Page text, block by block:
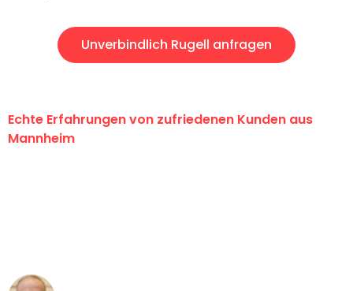
Unverbindlich Rugell anfragen
Echte Erfahrungen von zufriedenen Kunden aus
Mannheim